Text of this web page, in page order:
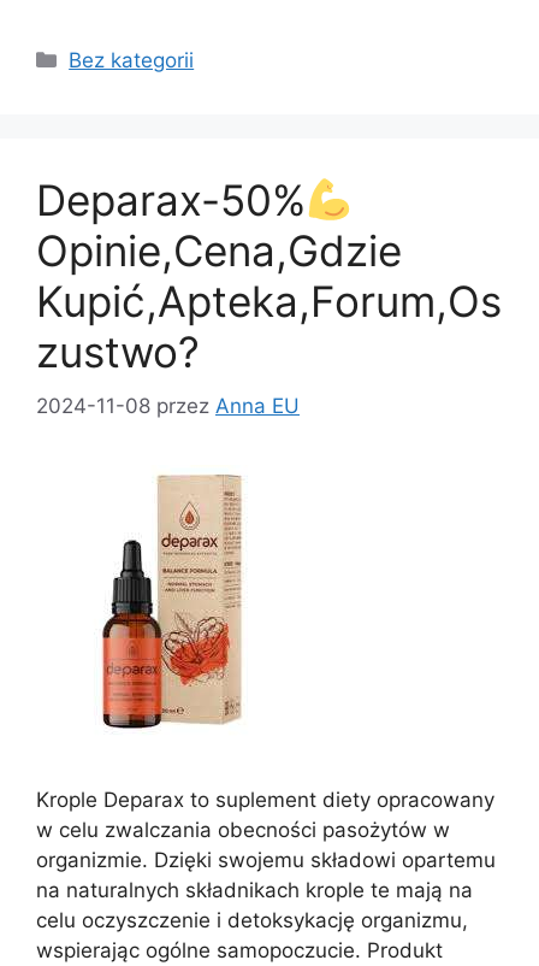
c
o
k
st
n
ai
Kategorie
Bez kategorii
Deparax-50%
Opinie,Cena,Gdzie
Kupić,Apteka,Forum,Os
zustwo?
2024-11-08 przez Anna EU
Krople Deparax to suplement diety opracowany
w celu zwalczania obecności pasożytów w
organizmie. Dzięki swojemu składowi opartemu
na naturalnych składnikach krople te mają na
celu oczyszczenie i detoksykację organizmu,
wspierając ogólne samopoczucie. Produkt